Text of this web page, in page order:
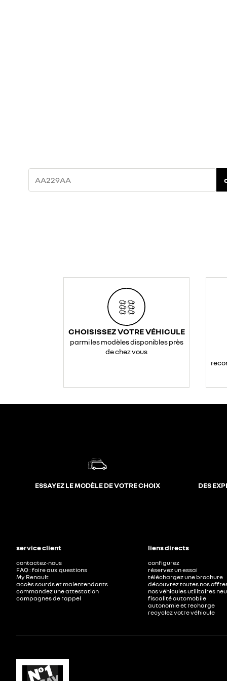
CHOISISSEZ VOTRE VÉHICULE
parmi les modèles disponibles près
de chez vous
ESSAYEZ LE MODÈLE DE VOTRE CHOIX DES
service client
contactez-nous
FAQ : foire aux questions
My Renault
accès sourds et malentendants
commandez une attestation
campagnes de rappel
liens directs
configurez
réservez un essai
téléchargez une brochure
découvrez toutes nos
nos véhicules utilitaires
fiscalité automobile
autonomie et recharge
recyclez votre véhicule